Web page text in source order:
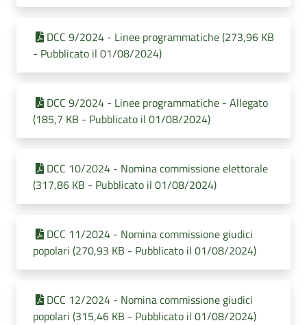
DCC 9/2024 - Linee programmatiche (273,96 KB
- Pubblicato il 01/08/2024)
DCC 9/2024 - Linee programmatiche - Allegato
(185,7 KB - Pubblicato il 01/08/2024)
DCC 10/2024 - Nomina commissione elettorale
(317,86 KB - Pubblicato il 01/08/2024)
DCC 11/2024 - Nomina commissione giudici
popolari (270,93 KB - Pubblicato il 01/08/2024)
DCC 12/2024 - Nomina commissione giudici
popolari (315,46 KB - Pubblicato il 01/08/2024)